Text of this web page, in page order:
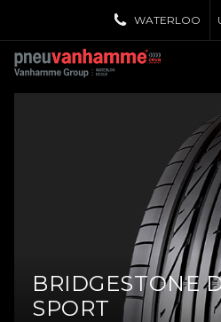
WATERLOO
BRIDGESTONE
SPORT